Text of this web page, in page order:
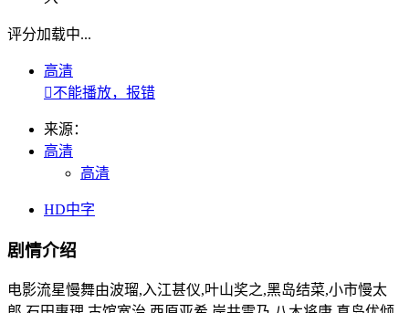
评分加载中...
高清
不能播放，报错
来源：
高清
高清
HD中字
剧情介绍
电影流星慢舞由波瑠,入江甚仪,叶山奖之,黑岛结菜,小市慢太